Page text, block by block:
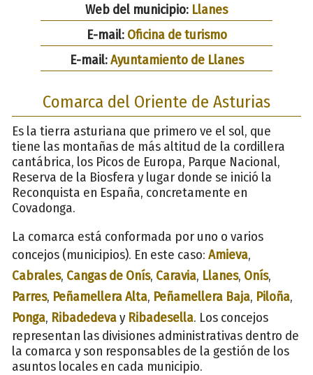
Web del municipio: Llanes
E-mail: Oficina de turismo
E-mail:Ayuntamiento de Llanes
Comarca del Oriente de Asturias
Es la tierra asturiana que primero ve el sol, que
tiene las montañas de más altitud de la cordillera
cantábrica, los Picos de Europa, Parque Nacional,
Reserva de la Biosfera y lugar donde se inició la
Reconquista en España, concretamente en
Covadonga.
La comarca está conformada por uno o varios
concejos (municipios). En este caso: Amieva,
Cabrales, Cangas de Onís, Caravia, Llanes, Onís,
Parres, Peñamellera Alta, Peñamellera Baja, Piloña,
Ponga, Ribadedevay Ribadesella. Los concejos
representan las divisiones administrativas dentro de
la comarca y son responsables de la gestión de los
asuntos locales en cada municipio.